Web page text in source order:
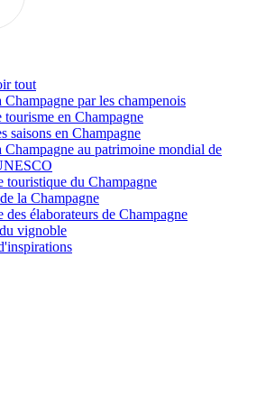
tout
Champagne par les champenois
tourisme en Champagne
saisons en Champagne
Champagne au patrimoine mondial de
touristique du Champagne
la Champagne
des élaborateurs de Champagne
vignoble